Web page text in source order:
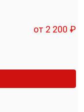
от 2 200 ₽